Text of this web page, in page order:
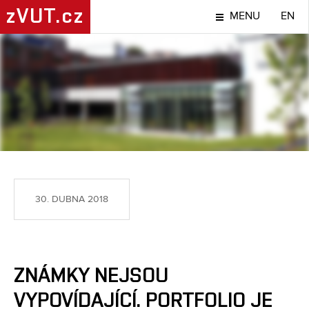
zVUT.cz MENU EN
LIDÉ
30. DUBNA 2018
ZNÁMKY NEJSOU
VYPOVÍDAJÍCÍ. PORTFOLIO JE